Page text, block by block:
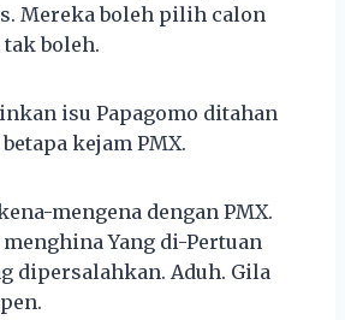
Mereka boleh pilih calon
boleh.
isu Papagomo ditahan
kejam PMX.
mengena dengan PMX.
Yang di-Pertuan
dipersalahkan. Aduh. Gila